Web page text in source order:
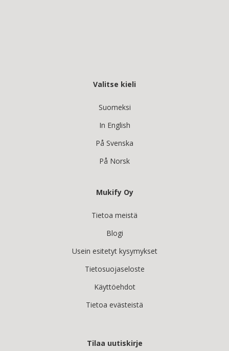
Valitse kieli
Suomeksi
In English
På Svenska
På Norsk
Mukify Oy
Tietoa meistä
Blogi
Usein esitetyt kysymykset
Tietosuojaseloste
Käyttöehdot
Tietoa evästeistä
Tilaa uutiskirje